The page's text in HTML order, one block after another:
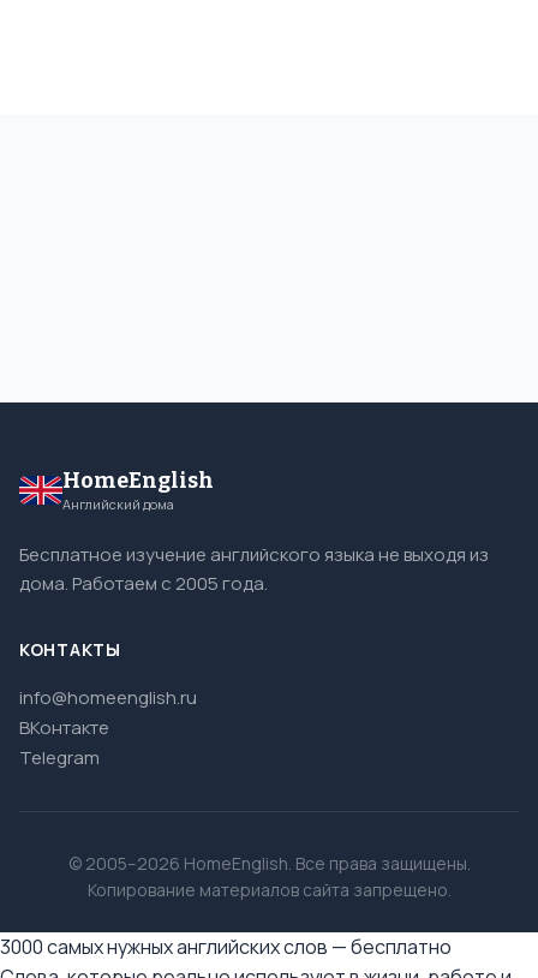
HomeEnglish
Английский дома
Бесплатное изучение английского языка не выходя из
дома. Работаем с 2005 года.
КОНТАКТЫ
info@homeenglish.ru
ВКонтакте
Telegram
© 2005–2026 HomeEnglish. Все права защищены.
Копирование материалов сайта запрещено.
3000 самых нужных английских слов — бесплатно